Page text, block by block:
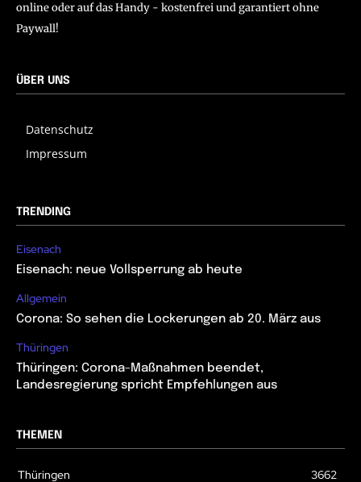
online oder auf das Handy - kostenfrei und garantiert ohne
Paywall!
ÜBER UNS
Datenschutz
Impressum
TRENDING
Eisenach
Eisenach: neue Vollsperrung ab heute
Allgemein
Corona: So sehen die Lockerungen ab 20. März aus
Thüringen
Thüringen: Corona-Maßnahmen beendet,
Landesregierung spricht Empfehlungen aus
THEMEN
Thüringen 3662